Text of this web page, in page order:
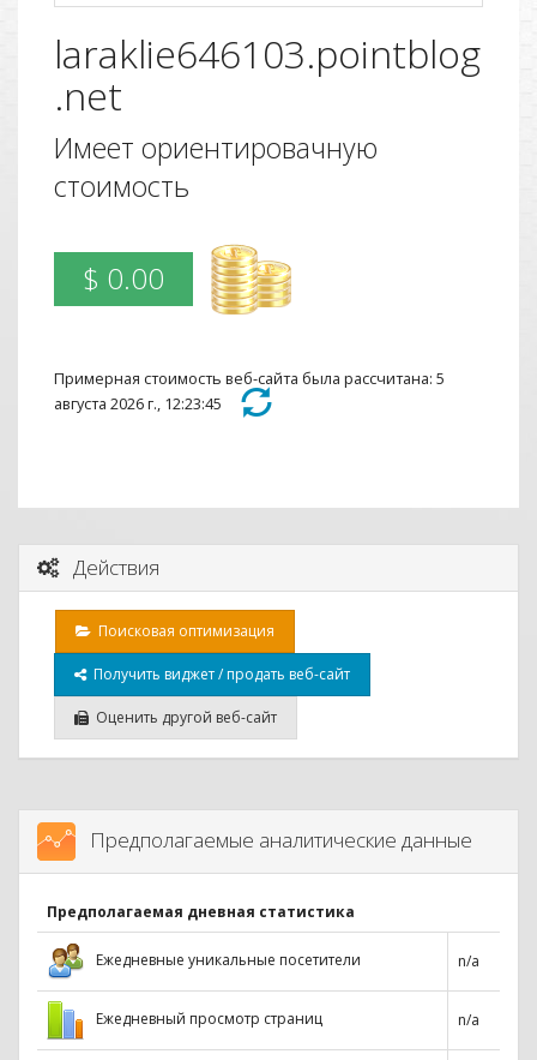
laraklie646103.pointblog
.net
Имеет ориентировачную
стоимость
$ 0.00
Примерная стоимость веб-сайта была рассчитана: 5
августа 2026 г., 12:23:45
Действия
Поисковая оптимизация
Получить виджет / продать веб-сайт
Оценить другой веб-сайт
Предполагаемые аналитические данные
Предполагаемая дневная статистика
Ежедневные уникальные посетители n/a
Ежедневный просмотр страниц n/a